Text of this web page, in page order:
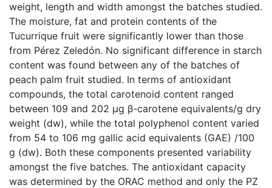
weight, length and width amongst the batches studied.
The moisture, fat and protein contents of the
Tucurrique fruit were significantly lower than those
from Pérez Zeledón. No significant difference in starch
content was found between any of the batches of
peach palm fruit studied. In terms of antioxidant
compounds, the total carotenoid content ranged
between 109 and 202 µg β-carotene equivalents/g dry
weight (dw), while the total polyphenol content varied
from 54 to 106 mg gallic acid equivalents (GAE) /100
g (dw). Both these components presented variability
amongst the five batches. The antioxidant capacity
was determined by the ORAC method and only the PZ